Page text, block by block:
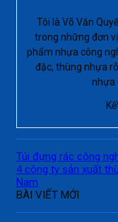
Tôi là Võ Văn
trong những đơn
phẩm nhựa công
đặc, thùng nhựa
nhựa
Túi đựng rác công
4 công ty sản xuất
Nam
BÀI VIẾT MỚI